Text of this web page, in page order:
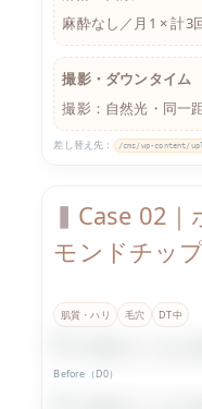
麻酔なし／月1 × 計3
撮影・ダウンタイム
撮影：自然光・同一
差し替え先： /cms/wp-content/
Case 02
モンドチップ
肌質・ハリ 毛穴 DT中
Before（D0）